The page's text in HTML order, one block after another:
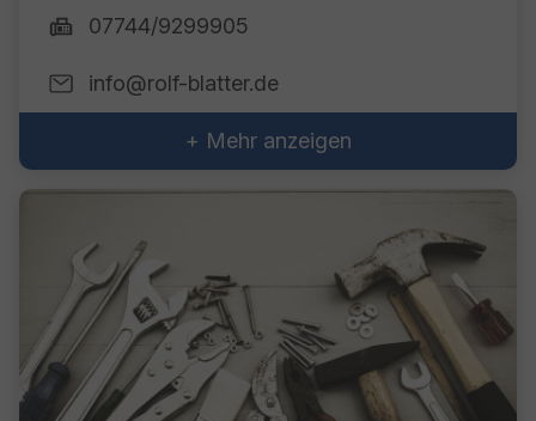
07744/9299905
info@rolf-blatter.de
+ Mehr anzeigen